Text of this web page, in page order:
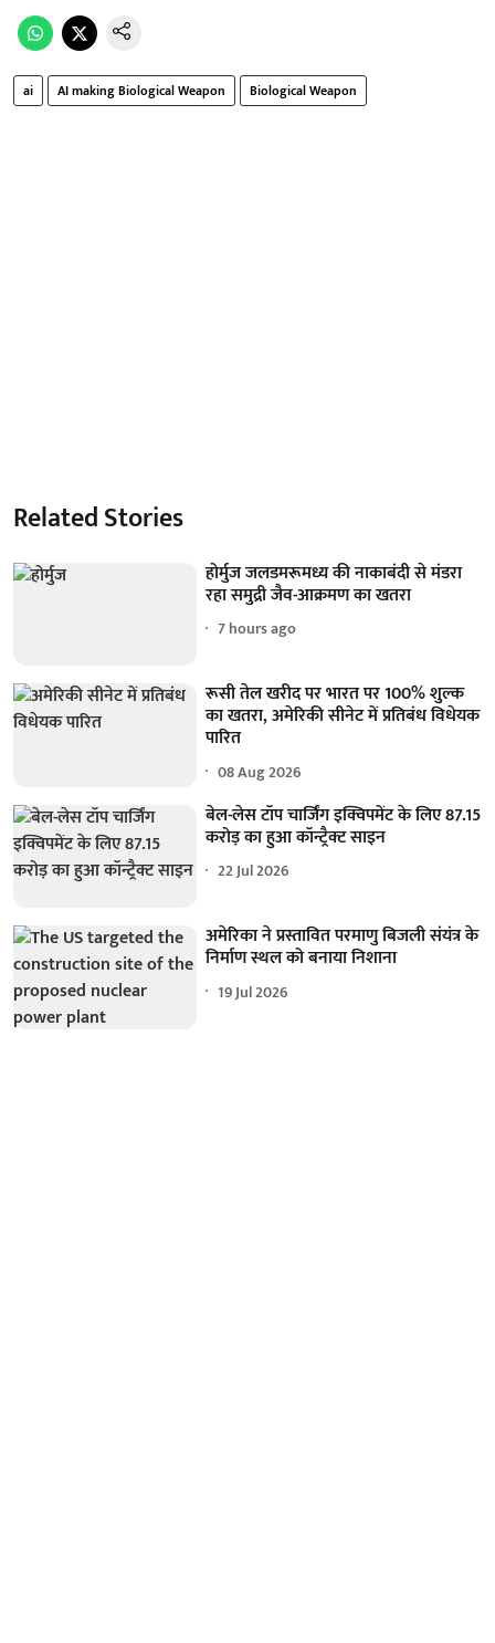
ai AI making Biological Weapon Biological Weapon
Related Stories
होर्मुज जलडमरूमध्य की नाकाबंदी से मंडरा
रहा समुद्री जैव-आक्रमण का खतरा
7 hours ago
रूसी तेल खरीद पर भारत पर 100% शुल्क
का खतरा, अमेरिकी सीनेट में प्रतिबंध विधेयक
पारित
08 Aug 2026
बेल-लेस टॉप चार्जिंग इक्विपमेंट के लिए 87.15
करोड़ का हुआ कॉन्ट्रैक्ट साइन
22 Jul 2026
अमेरिका ने प्रस्तावित परमाणु बिजली संयंत्र के
निर्माण स्थल को बनाया निशाना
19 Jul 2026